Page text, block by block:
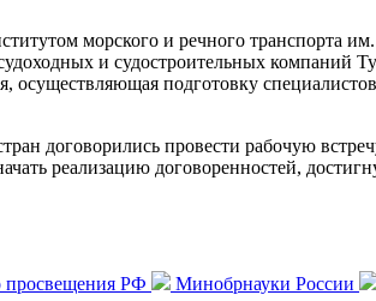
морского и речного
и судостроительных компаний
подготовку
договорились провести рабочую
реализацию договоренностей,
просвещения РФ Минобрнауки России